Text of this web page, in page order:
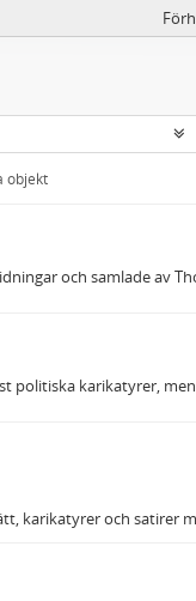
objekt
och samlade av
politiska karikatyrer,
karikatyrer och satirer